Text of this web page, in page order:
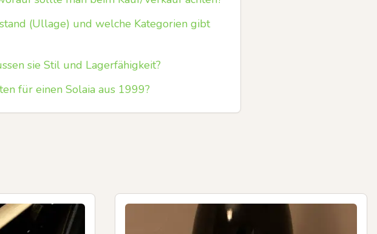
(Ullage) und welche Kategorien gibt
sie Stil und Lagerfähigkeit?
für einen Solaia aus 1999?